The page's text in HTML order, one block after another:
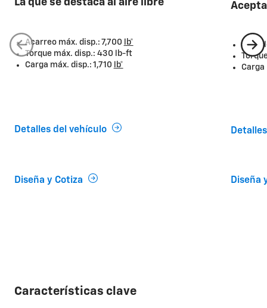
La que se destaca al aire libre
Acarreo máx. disp.: 7,700
lb*
Torque máx. disp.: 430 lb-ft
Carga máx. disp.: 1,710
lb*
Detalles del vehículo
Diseña y Cotiza
Carga
Diseña
Características clave